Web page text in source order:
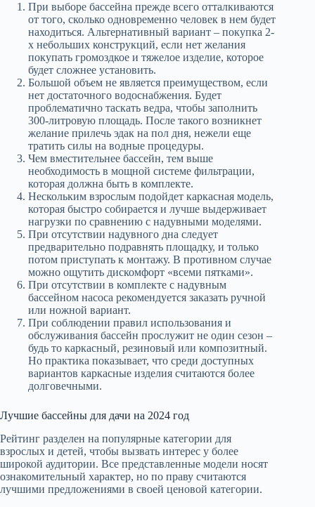
При выборе бассейна прежде всего отталкиваются
от того, сколько одновременно человек в нем будет
находиться. Альтернативный вариант – покупка 2-
х небольших конструкций, если нет желания
покупать громоздкое и тяжелое изделие, которое
будет сложнее установить.
Большой объем не является преимуществом, если
нет достаточного водоснабжения. Будет
проблематично таскать ведра, чтобы заполнить
300-литровую площадь. После такого возникнет
желание прилечь эдак на пол дня, нежели еще
тратить силы на водные процедуры.
Чем вместительнее бассейн, тем выше
необходимость в мощной системе фильтрации,
которая должна быть в комплекте.
Нескольким взрослым подойдет каркасная модель,
которая быстро собирается и лучше выдерживает
нагрузки по сравнению с надувными моделями.
При отсутствии надувного дна следует
предварительно подравнять площадку, и только
потом приступать к монтажу. В противном случае
можно ощутить дискомфорт «всеми пятками».
При отсутствии в комплекте с надувным
бассейном насоса рекомендуется заказать ручной
или ножной вариант.
При соблюдении правил использования и
обслуживания бассейн прослужит не один сезон –
будь то каркасный, резиновый или композитный.
Но практика показывает, что среди доступных
вариантов каркасные изделия считаются более
долговечными.
Лучшие бассейны для дачи на 2024 год
Рейтинг разделен на популярные категории для
взрослых и детей, чтобы вызвать интерес у более
широкой аудитории. Все представленные модели носят
ознакомительный характер, но по праву считаются
лучшими предложениями в своей ценовой категории.